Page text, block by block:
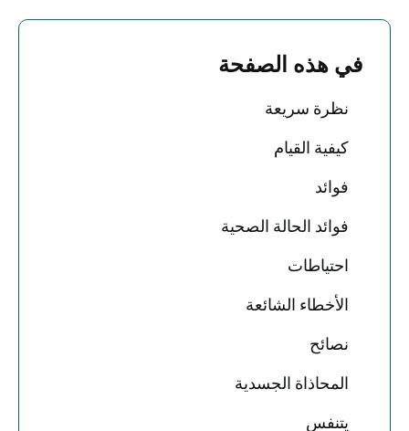
في هذه الصفحة
نظرة سريعة
كيفية القيام
فوائد
فوائد الحالة الصحية
احتياطات
الأخطاء الشائعة
نصائح
المحاذاة الجسدية
يتنفس